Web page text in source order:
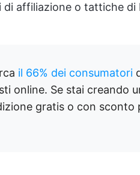
di affiliazione o tattiche
il 66% dei consumatori
online. Se stai creando
gratis o con